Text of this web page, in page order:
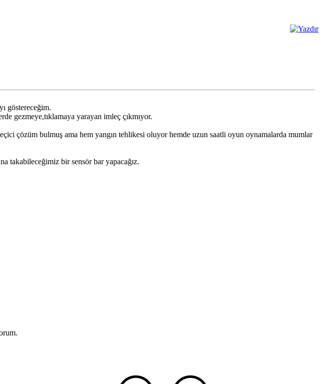
göstereceğim.
gezmeye,tıklamaya yarayan imleç çıkmıyor.
çözüm bulmuş ama hem yangın tehlikesi oluyor hemde uzun saatli oyun oynamalarda mumlar
takabileceğimiz bir sensör bar yapacağız.